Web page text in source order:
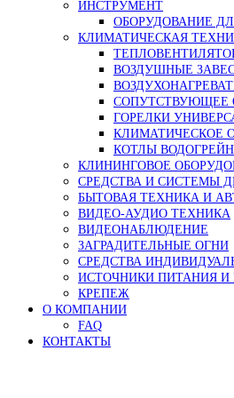
ИНСТРУМЕНТ
ОБОРУДОВАНИЕ
КЛИМАТИЧЕСКАЯ
ВОЗДУШНЫЕ
СОПУТСТВУЮЩЕЕ
ГОРЕЛКИ
КЛИМАТИЧЕСКОЕ
КОТЛЫ
КЛИНИНГОВОЕ
СРЕДСТВА И СИСТЕМЫ
БЫТОВАЯ ТЕХНИКА И
ВИДЕО-АУДИО ТЕХНИКА
ВИДЕОНАБЛЮДЕНИЕ
ЗАГРАДИТЕЛЬНЫЕ ОГНИ
СРЕДСТВА
ИСТОЧНИКИ ПИТАНИЯ И
КРЕПЕЖ
О КОМПАНИИ
FAQ
КОНТАКТЫ